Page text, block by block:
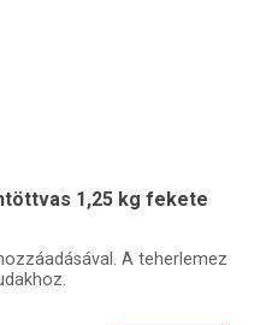
1,25 kg fekete
A teherlemez